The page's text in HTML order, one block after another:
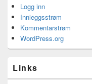
Logg inn
Innleggsstrøm
Kommentarstrøm
WordPress.org
Links